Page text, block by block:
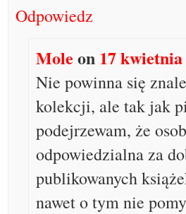
Odpowiedz
Mole on 17 kwietnia
Nie powinna się
kolekcji, ale tak jak
podejrzewam, że
odpowiedzialna za
publikowanych
nawet o tym nie